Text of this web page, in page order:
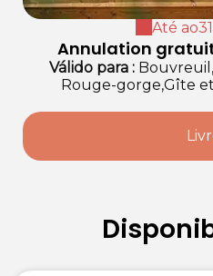
Até ao
Annulation
Válido para:
Rouge-gorge,Gîte